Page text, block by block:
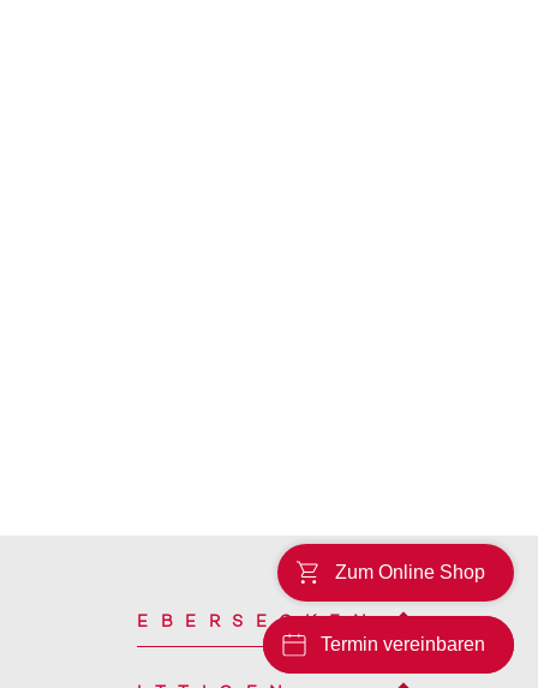
EBERSECKEN
Zum Online Shop
Termin vereinbaren